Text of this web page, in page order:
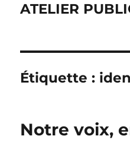
ATELIER
Étiquette :
Notre voix,